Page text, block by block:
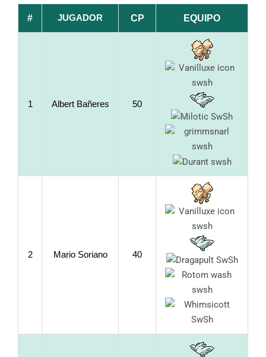
# JUGADOR CP EQUIPO
1 Albert Bañeres 50
2 Mario Soriano 40